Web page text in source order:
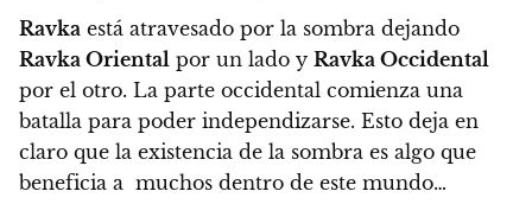
Ravka está atravesado por la sombra dejando
Ravka Oriental por un lado y Ravka Occidental
por el otro. La parte occidental comienza una
batalla para poder independizarse. Esto deja en
claro que la existencia de la sombra es algo que
beneficia a muchos dentro de este mundo…